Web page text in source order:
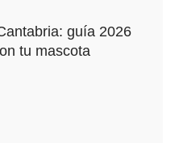
guía 2026
tu mascota